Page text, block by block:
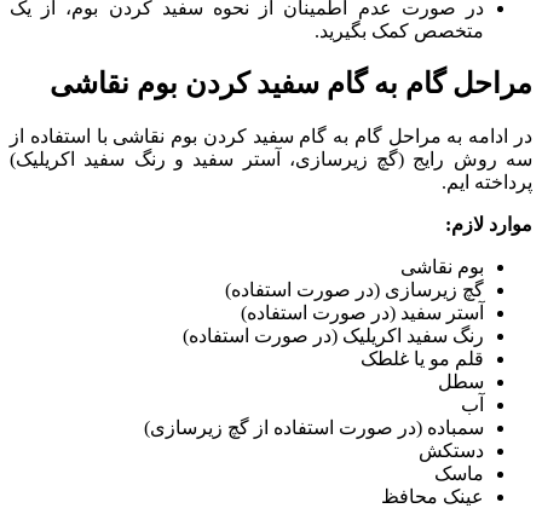
در صورت عدم اطمینان از نحوه سفید کردن بوم، از یک
متخصص کمک بگیرید.
مراحل گام به گام سفید کردن بوم نقاشی
در ادامه به مراحل گام به گام سفید کردن بوم نقاشی با استفاده از
سه روش رایج (گچ زیرسازی، آستر سفید و رنگ سفید اکریلیک)
پرداخته ایم.
موارد لازم:
بوم نقاشی
گچ زیرسازی (در صورت استفاده)
آستر سفید (در صورت استفاده)
رنگ سفید اکریلیک (در صورت استفاده)
قلم مو یا غلطک
سطل
آب
سمباده (در صورت استفاده از گچ زیرسازی)
دستکش
ماسک
عینک محافظ